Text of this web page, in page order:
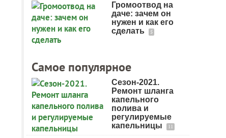
Громоотвод на
даче: зачем он
нужен и как его
сделать
5
Самое популярное
Сезон-2021.
Ремонт шланга
капельного
полива и
регулируемые
капельницы
11